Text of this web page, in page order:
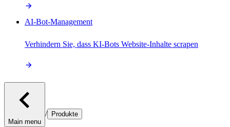
AI-Bot-Management
Verhindern Sie, dass KI-Bots Website-Inhalte scrapen
Main menu
/ Produkte